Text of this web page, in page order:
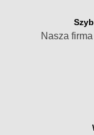
Nasza